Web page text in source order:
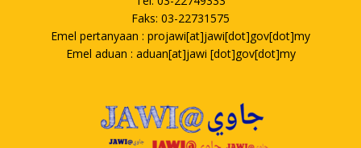
Faks: 03-22731575
Emel pertanyaan : projawi[at]jawi[dot]gov[dot]my
Emel aduan : aduan[at]jawi [dot]gov[dot]my